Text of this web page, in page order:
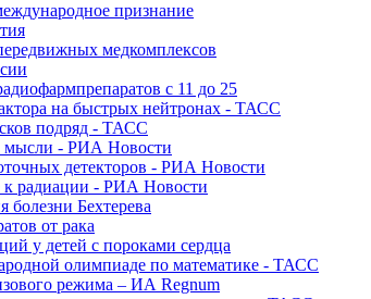
признание
медкомплексов
с 11 до 25
на быстрых нейтронах - ТАСС
подряд - ТАСС
мысли - РИА Новости
детекторов - РИА Новости
к радиации - РИА Новости
болезни Бехтерева
от рака
у детей с пороками сердца
олимпиаде по математике - ТАСС
режима – ИА Regnum